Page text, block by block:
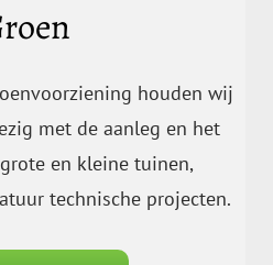
houden wij
met de aanleg en het
en kleine tuinen,
technische projecten.